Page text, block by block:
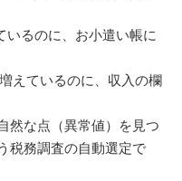
いるのに、お小遣い帳に
えているのに、収入の欄
然な点（異常値）を見つ
税務調査の自動選定で